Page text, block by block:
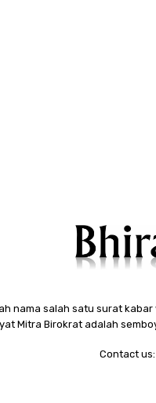
nama salah satu surat
Mitra Birokrat adalah
Contact us: